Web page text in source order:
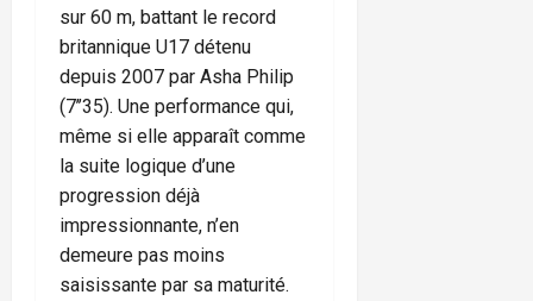
sur 60 m, battant le record
britannique U17 détenu
depuis 2007 par Asha Philip
(7’’35). Une performance qui,
même si elle apparaît comme
la suite logique d’une
progression déjà
impressionnante, n’en
demeure pas moins
saisissante par sa maturité.